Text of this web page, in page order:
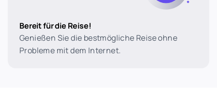
Bereit für die Reise!
Genießen Sie die bestmögliche Reise ohne
Probleme mit dem Internet.